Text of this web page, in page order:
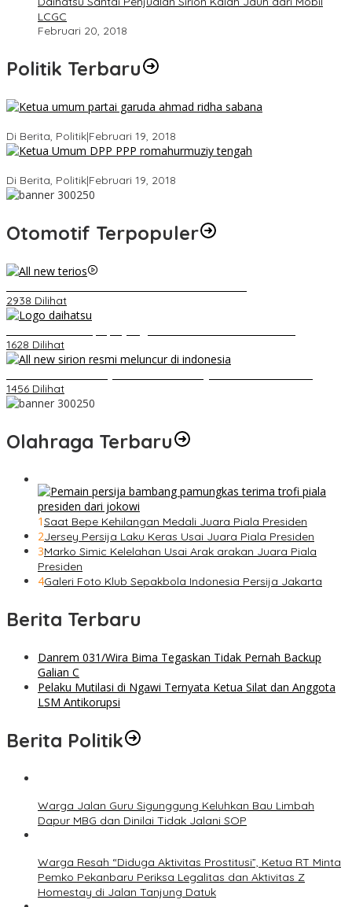
LCGC
Februari 20, 2018
Politik Terbaru
Di Berita, Politik|Februari 19, 2018
Di Berita, Politik|Februari 19, 2018
Otomotif Terpopuler
2938 Dilihat
1628 Dilihat
1456 Dilihat
Olahraga Terbaru
1Saat Bepe Kehilangan Medali Juara Piala Presiden
2Jersey Persija Laku Keras Usai Juara Piala Presiden
3Marko Simic Kelelahan Usai Arak arakan Juara Piala
Presiden
4Galeri Foto Klub Sepakbola Indonesia Persija Jakarta
Berita Terbaru
Danrem 031/Wira Bima Tegaskan Tidak Pernah Backup
Galian C
Pelaku Mutilasi di Ngawi Ternyata Ketua Silat dan Anggota
LSM Antikorupsi
Berita Politik
Warga Jalan Guru Sigunggung Keluhkan Bau Limbah
Dapur MBG dan Dinilai Tidak Jalani SOP
Warga Resah “Diduga Aktivitas Prostitusi”, Ketua RT Minta
Pemko Pekanbaru Periksa Legalitas dan Aktivitas Z
Homestay di Jalan Tanjung Datuk